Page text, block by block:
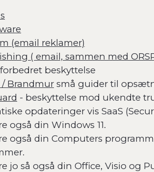
(email reklamer)
( email, sammen med
forbedret beskyttelse
/ Brandmur små guider til
- beskyttelse mod ukendte
opdateringer vis SaaS
også din Windows 11.
også din Computers
jo så også din Office, Visio og